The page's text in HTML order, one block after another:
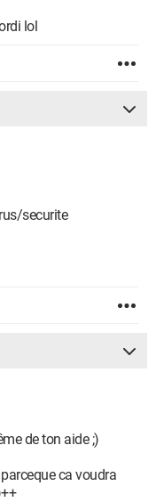
lol
securite
de ton aide ;)
ca voudra